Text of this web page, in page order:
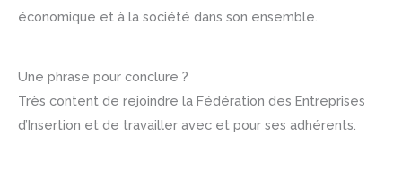
économique et à la société dans son ensemble.
Une phrase pour conclure ?
Très content de rejoindre la Fédération des Entreprises
d’Insertion et de travailler avec et pour ses adhérents.